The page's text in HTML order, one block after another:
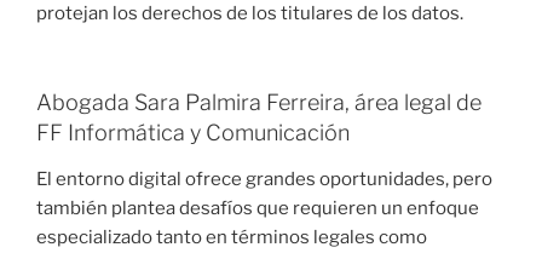
protejan los derechos de los titulares de los datos.
Abogada Sara Palmira Ferreira, área legal de
FF Informática y Comunicación
El entorno digital ofrece grandes oportunidades, pero
también plantea desafíos que requieren un enfoque
especializado tanto en términos legales como